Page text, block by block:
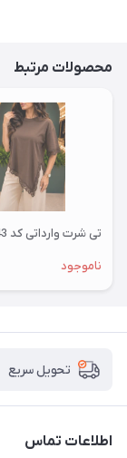
محصولات مرتبط
تی شرت وارداتی کد 43
ناموجود
تحویل سریع
اطلاعات تماس